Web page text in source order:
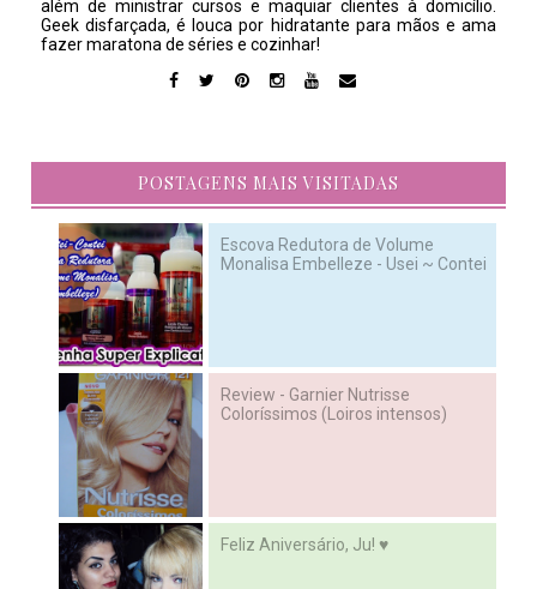
além de ministrar cursos e maquiar clientes à domicílio.
Geek disfarçada, é louca por hidratante para mãos e ama
fazer maratona de séries e cozinhar!
POSTAGENS MAIS VISITADAS
Escova Redutora de Volume
Monalisa Embelleze - Usei ~ Contei
Review - Garnier Nutrisse
Coloríssimos (Loiros intensos)
Feliz Aniversário, Ju! ♥